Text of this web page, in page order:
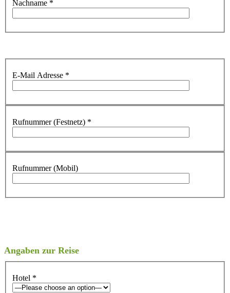
Nachname *
E-Mail Adresse *
Rufnummer (Festnetz) *
Rufnummer (Mobil)
Angaben zur Reise
Hotel *